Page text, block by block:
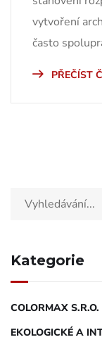
vytvoření
často
PŘEČÍST
Kategorie
COLORMAX S.R.O.
EKOLOGICKÉ A